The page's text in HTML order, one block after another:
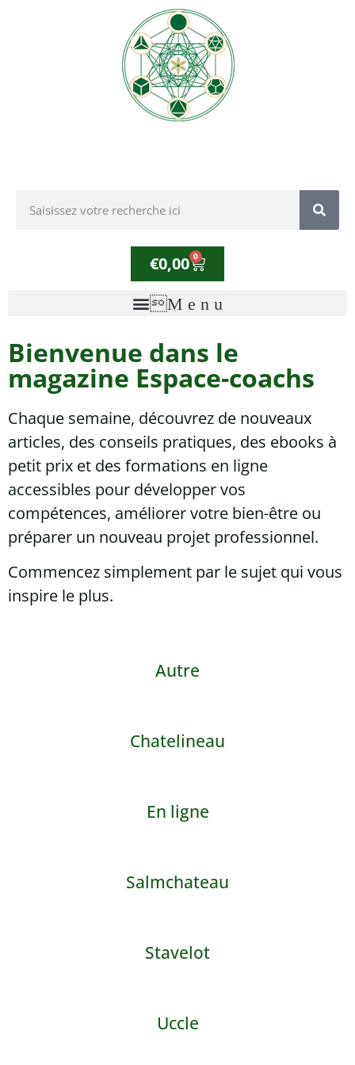
€0,00 0
Bienvenue dans le
magazine Espace-coachs
Chaque semaine, découvrez de nouveaux
articles, des conseils pratiques, des ebooks à
petit prix et des formations en ligne
accessibles pour développer vos
compétences, améliorer votre bien-être ou
préparer un nouveau projet professionnel.
Commencez simplement par le sujet qui vous
inspire le plus.
Autre
Chatelineau
En ligne
Salmchateau
Stavelot
Uccle